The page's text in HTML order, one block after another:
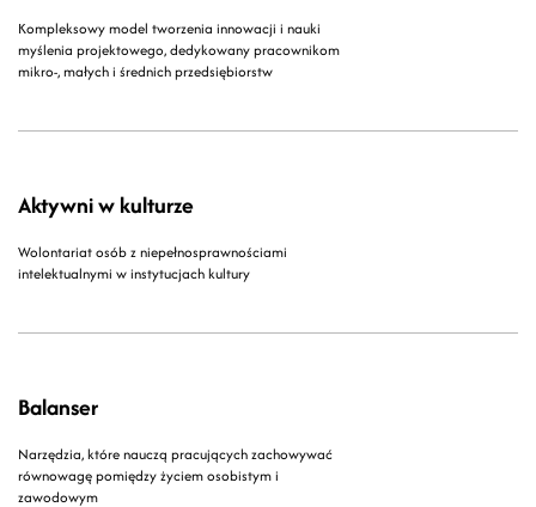
Kompleksowy model tworzenia innowacji i nauki
myślenia projektowego, dedykowany pracownikom
mikro-, małych i średnich przedsiębiorstw
Aktywni w kulturze
Wolontariat osób z niepełnosprawnościami
intelektualnymi w instytucjach kultury
Balanser
Narzędzia, które nauczą pracujących zachowywać
równowagę pomiędzy życiem osobistym i
zawodowym